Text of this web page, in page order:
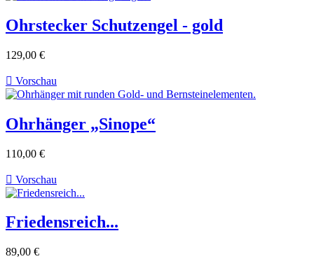
Ohrstecker Schutzengel - gold
129,00 €
 Vorschau
Ohrhänger „Sinope“
110,00 €
 Vorschau
Friedensreich...
89,00 €